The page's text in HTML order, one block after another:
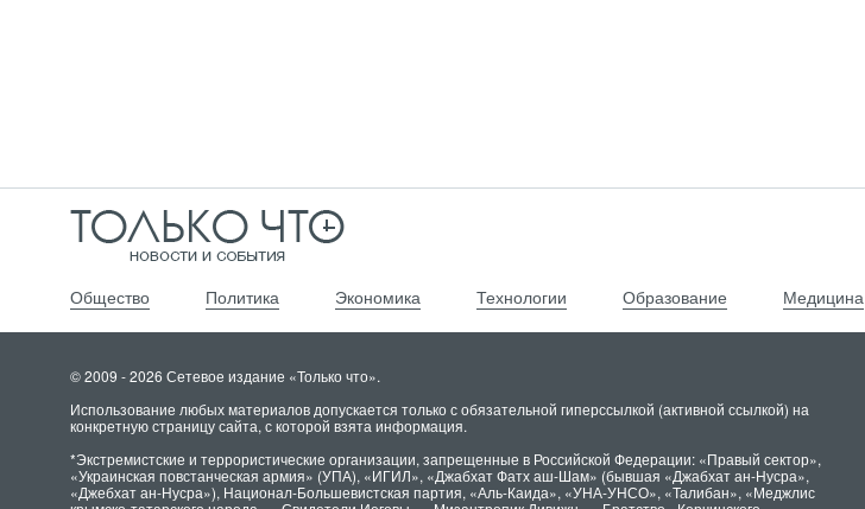
Общество Политика Экономика Технологии Образование Медицина
© 2009 - 2026 Сетевое издание «Только что».
Использование любых материалов допускается только с обязательной гиперссылкой (активной ссылкой) на
конкретную страницу сайта, с которой взята информация.
*Экстремистские и террористические организации, запрещенные в Российской Федерации: «Правый сектор»,
«Украинская повстанческая армия» (УПА), «ИГИЛ», «Джабхат Фатх аш-Шам» (бывшая «Джабхат ан-Нусра»,
«Джебхат ан-Нусра»), Национал-Большевистская партия, «Аль-Каида», «УНА-УНСО», «Талибан», «Меджлис